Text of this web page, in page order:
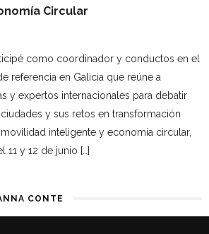
Circular
como coordinador y conductos en el
referencia en Galicia que reúne a
y expertos internacionales para debatir
y sus retos en transformación
inteligente y economía circular,
11 y 12 de junio […]
CONTE